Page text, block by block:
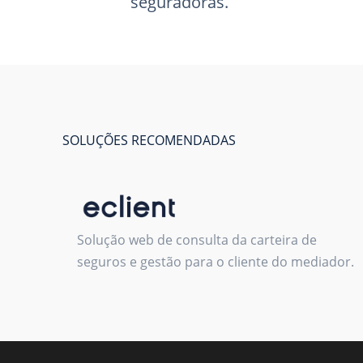
SOLUÇÕES RECOMENDADAS
Solução web de consulta da carteira de
seguros e gestão para o cliente do mediador.